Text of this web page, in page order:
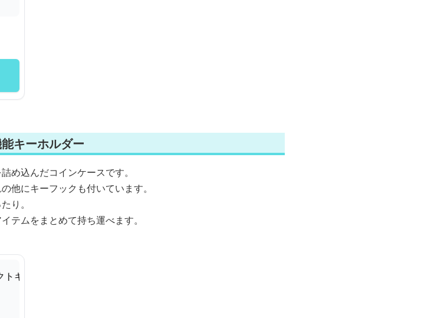
キーホルダー
め込んだコインケースです。
他にキーフックも付いています。
り。
テムをまとめて持ち運べます。